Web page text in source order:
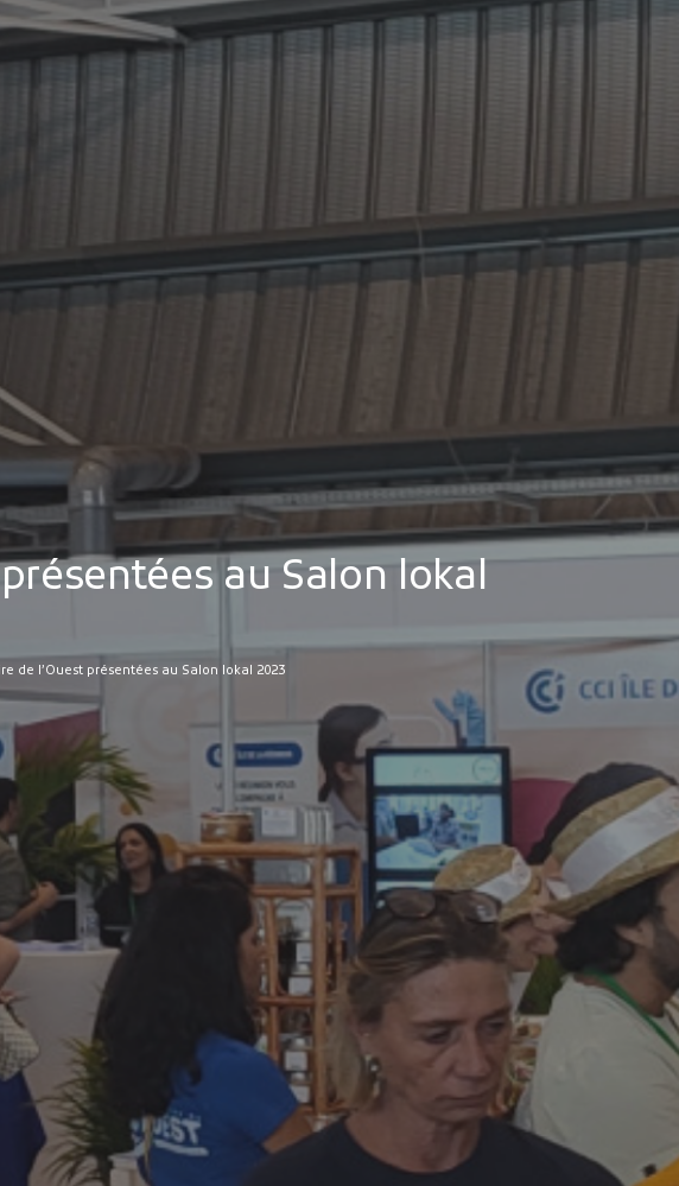
Marchés publics
Projets financés par l'Europe
au Salon lokal
de l’Ouest présentées au Salon lokal 2023